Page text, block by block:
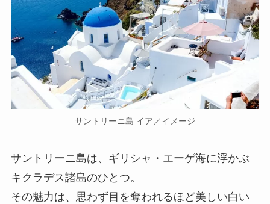
サントリーニ島 イア／イメージ
サントリーニ島は、ギリシャ・エーゲ海に浮かぶ
キクラデス諸島のひとつ。
その魅力は、思わず目を奪われるほど美しい白い